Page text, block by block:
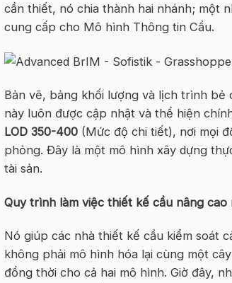
cần thiết, nó chia thành hai nhánh; một
cung cấp cho Mô hình Thông tin Cầu.
Bản vẽ, bảng khối lượng và lịch trình
này luôn được cập nhật và thể hiện
LOD 350-400 (Mức độ chi tiết), nơi mọi
phỏng. Đây là một mô hình xây dựng
tài sản.
Quy trình làm việc thiết kế cầu nâng
Nó giúp các nhà thiết kế cầu kiểm soát
không phải mô hình hóa lại cùng một
đồng thời cho cả hai mô hình. Giờ đây,